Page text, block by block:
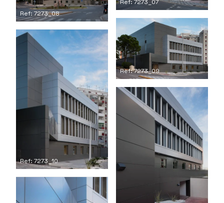
Ref: 7273_07
Ref: 7273_08
Ref: 7273_09
Ref: 7273_10